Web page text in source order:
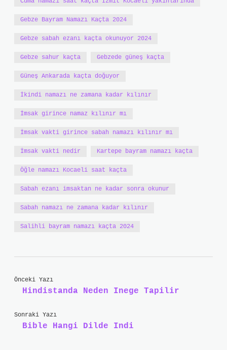
Gebze Bayram Namazı Kaçta 2024
Gebze sabah ezanı kaçta okunuyor 2024
Gebze sahur kaçta Gebzede güneş kaçta
Güneş Ankarada kaçta doğuyor
İkindi namazı ne zamana kadar kılınır
İmsak girince namaz kılınır mı
İmsak vakti girince sabah namazı kılınır mı
İmsak vakti nedir Kartepe bayram namazı kaçta
Öğle namazı Kocaeli saat kaçta
Sabah ezanı imsaktan ne kadar sonra okunur
Sabah namazı ne zamana kadar kılınır
Salihli bayram namazı kaçta 2024
Önceki Yazı
Hindistanda Neden Inege Tapilir
Sonraki Yazı
Bible Hangi Dilde Indi